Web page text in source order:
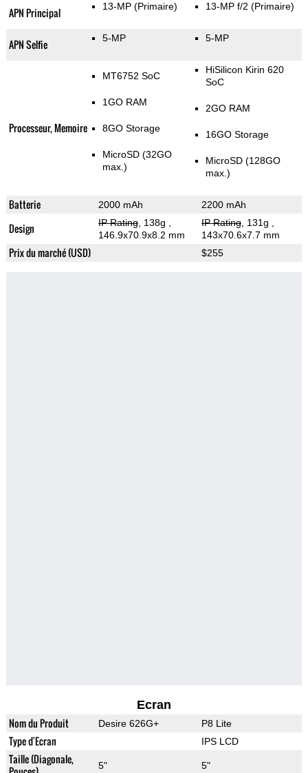
APN Principal 13-MP (Primaire) 13-MP f/2 (Primaire)
APN Selfie 5-MP 5-MP
Processeur, Memoire
MT6752 SoC
1GO RAM
8GO Storage
MicroSD (32GO
max.)
HiSilicon Kirin 620
SoC
2GO RAM
16GO Storage
MicroSD (128GO
max.)
Batterie 2000 mAh 2200 mAh
Design IP Rating, 138g
146.9x70.9x8.2 mm
IP Rating, 131g
143x70.6x7.7 mm
Prix du marché (USD) $255
Ecran
Nom du Produit Desire 626G+ P8 Lite
Type d'Ecran IPS LCD
Taille (Diagonale,
5" 5"